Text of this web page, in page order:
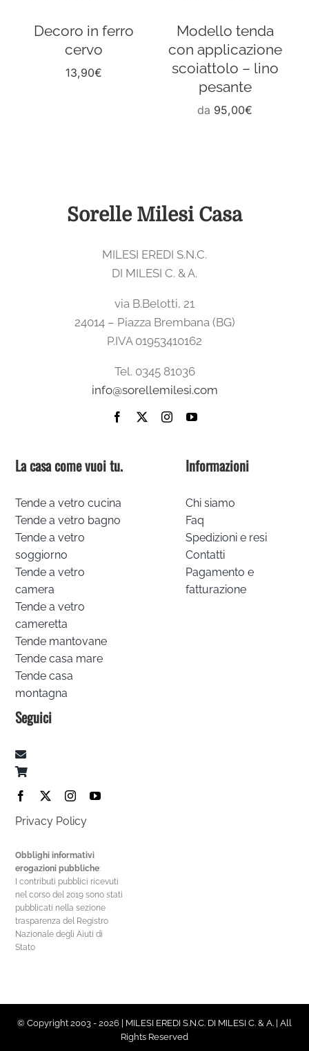
Decoro in ferro
cervo
13,90€
Modello tenda
con applicazione
scoiattolo – lino
pesante
da 95,00€
Sorelle Milesi Casa
MILESI EREDI S.N.C.
DI MILESI C. & A.
via B.Belotti, 21
24014 – Piazza Brembana (BG)
P.IVA 01953410162
Tel. 0345 81036
info@sorellemilesi.com
La casa come vuoi tu.
Tende a vetro cucina
Tende a vetro bagno
Tende a vetro
soggiorno
Tende a vetro
camera
Tende a vetro
cameretta
Tende mantovane
Tende casa mare
Tende casa
montagna
Informazioni
Chi siamo
Faq
Spedizioni e resi
Contatti
Pagamento e
fatturazione
Seguici
Privacy Policy
Obblighi informativi
erogazioni pubbliche:
I contributi pubblici ricevuti
nel corso del 2019 sono stati
pubblicati nella sezione
trasparenza del Registro
Nazionale degli Aiuti di
Stato
© Copyright 2003 - 2026 | MILESI EREDI S.N.C. DI MILESI C. & A. | All
Rights Reserved